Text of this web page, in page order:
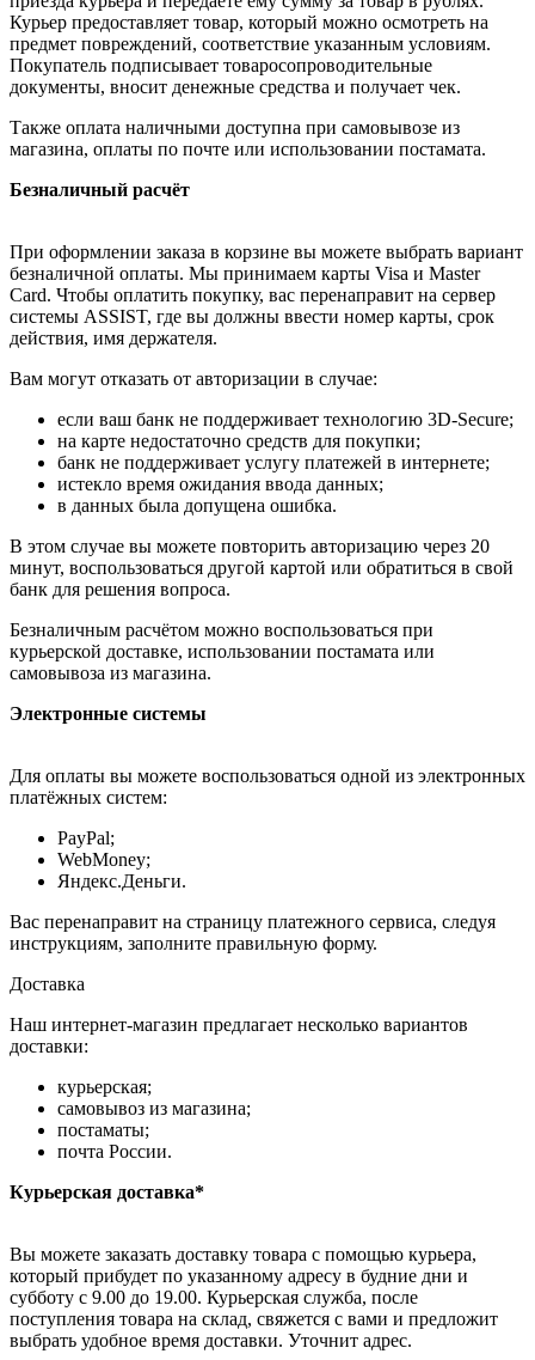
Курьер предоставляет товар, который можно осмотреть на
предмет повреждений, соответствие указанным условиям.
Покупатель подписывает товаросопроводительные
документы, вносит денежные средства и получает чек.
Также оплата наличными доступна при самовывозе из
магазина, оплаты по почте или использовании постамата.
Безналичный расчёт
При оформлении заказа в корзине вы можете выбрать вариант
безналичной оплаты. Мы принимаем карты Visa и Master
Card. Чтобы оплатить покупку, вас перенаправит на сервер
системы ASSIST, где вы должны ввести номер карты, срок
действия, имя держателя.
Вам могут отказать от авторизации в случае:
если ваш банк не поддерживает технологию 3D-Secure;
на карте недостаточно средств для покупки;
банк не поддерживает услугу платежей в интернете;
истекло время ожидания ввода данных;
в данных была допущена ошибка.
В этом случае вы можете повторить авторизацию через 20
минут, воспользоваться другой картой или обратиться в свой
банк для решения вопроса.
Безналичным расчётом можно воспользоваться при
курьерской доставке, использовании постамата или
самовывоза из магазина.
Электронные системы
Для оплаты вы можете воспользоваться одной из электронных
платёжных систем:
PayPal;
WebMoney;
Яндекс.Деньги.
Вас перенаправит на страницу платежного сервиса, следуя
инструкциям, заполните правильную форму.
Доставка
Наш интернет-магазин предлагает несколько вариантов
доставки:
курьерская;
самовывоз из магазина;
постаматы;
почта России.
Курьерская доставка*
Вы можете заказать доставку товара с помощью курьера,
который прибудет по указанному адресу в будние дни и
субботу с 9.00 до 19.00. Курьерская служба, после
поступления товара на склад, свяжется с вами и предложит
выбрать удобное время доставки. Уточнит адрес.